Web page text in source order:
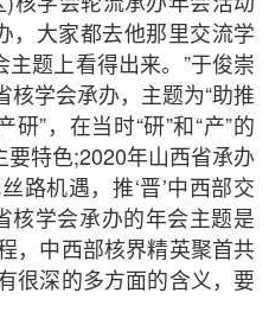
核学会轮流承办年会活动
，大家都去他那里交流学
题上看得出来。”于俊崇
核学会承办，主题为“助推
”，在当时“研”和“产”的
特色;2020年山西省承办
路机遇，推‘晋’中西部交
核学会承办的年会主题是
，中西部核界精英聚首共
很深的多方面的含义，要